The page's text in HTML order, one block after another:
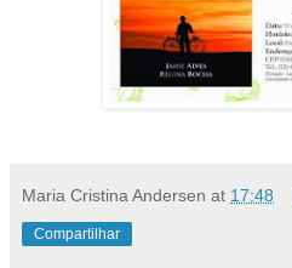
Maria Cristina Andersen at 17:48
Compartilhar